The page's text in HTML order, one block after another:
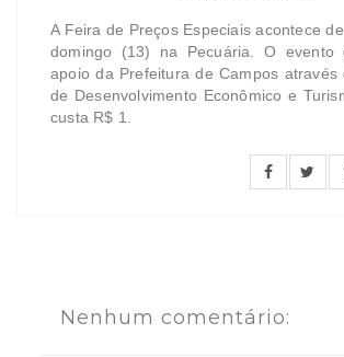
A Feira de Preços Especiais acontece
domingo (13) na Pecuária. O evento
apoio da Prefeitura de Campos através
de Desenvolvimento Econômico e
custa R$ 1.
Nenhum comentário: